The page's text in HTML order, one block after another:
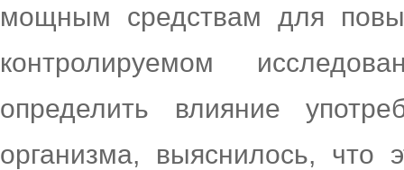
мощным средствам для
контролируемом
определить влияние
организма, выяснилось, что